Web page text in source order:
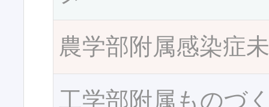
農学部附属感染症
工学部附属ものづ